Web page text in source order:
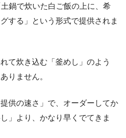
鍋で炊いた白ご飯の上に、希
する」という形式で提供されま
て炊き込む「釜めし」のよう
りません。
供の速さ」で、オーダーしてか
」より、かなり早くでてきま